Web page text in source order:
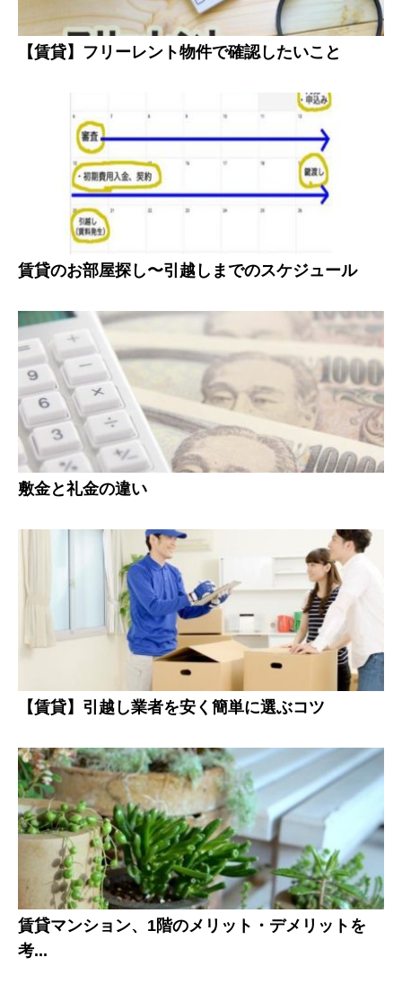
【賃貸】フリーレント物件で確認したいこと
賃貸のお部屋探し〜引越しまでのスケジュール
敷金と礼金の違い
【賃貸】引越し業者を安く簡単に選ぶコツ
賃貸マンション、1階のメリット・デメリットを
考...